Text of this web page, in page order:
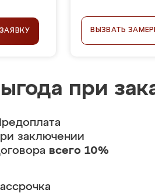
ВЫЗВАТЬ
при
заключении
всего 10%